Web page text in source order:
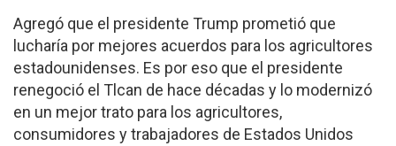
Agregó que el presidente Trump prometió que
lucharía por mejores acuerdos para los agricultores
estadounidenses. Es por eso que el presidente
renegoció el Tlcan de hace décadas y lo modernizó
en un mejor trato para los agricultores,
consumidores y trabajadores de Estados Unidos